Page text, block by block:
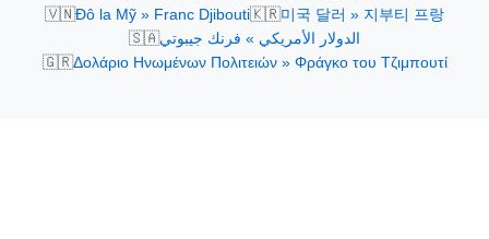
🇻🇳Đô la Mỹ » Franc Djibouti🇰🇷미국 달러 » 지부티 프랑
🇸🇦الدولار الأمريكي » فرنك جيبوتي
🇬🇷Δολάριο Ηνωμένων Πολιτειών » Φράγκο του Τζιμπουτί